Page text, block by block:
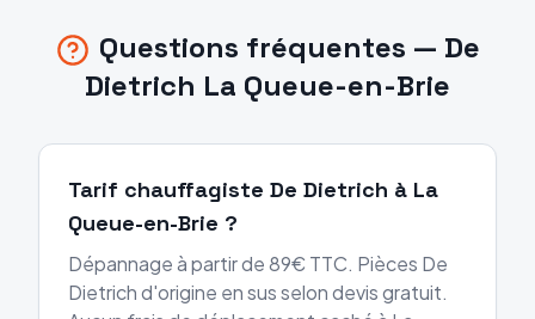
Questions fréquentes — De
Dietrich La Queue-en-Brie
Tarif chauffagiste De Dietrich à La
Queue-en-Brie ?
Dépannage à partir de 89€ TTC. Pièces De
Dietrich d'origine en sus selon devis gratuit.